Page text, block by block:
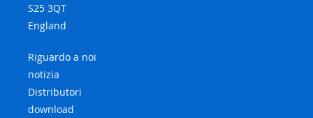
S25 3QT
England
Riguardo a noi
notizia
Distributori
download